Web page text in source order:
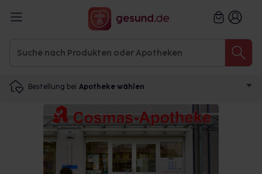
Bestellung bei Apotheke wählen